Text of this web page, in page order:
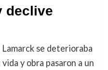
declive
se deterioraba
y obra pasaron a un